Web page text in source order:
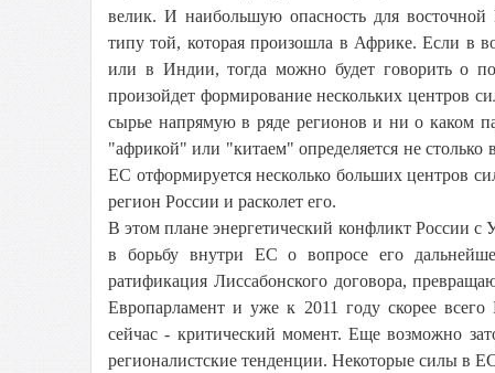
велик. И наибольшую опасность для восточной
типу той, которая произошла в Африке. Если в
или в Индии, тогда можно будет говорить о
произойдет формирование нескольких центров
сырье напрямую в ряде регионов и ни о каком
"африкой" или "китаем" определяется не
ЕС отформируется несколько больших центров
регион России и расколет его.
В этом плане энергетический конфликт России
в борьбу внутри ЕС о вопросе его
ратификация Лиссабонского договора,
Европарламент и уже к 2011 году скорее
сейчас - критический момент. Еще возможно
регионалистские тенденции. Некоторые силы в